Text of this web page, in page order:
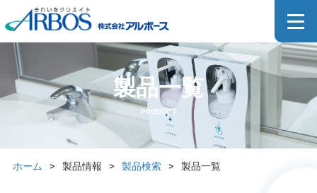
製品一覧
PRODUCT
ホーム > 製品情報 > 製品検索 > 製品一覧